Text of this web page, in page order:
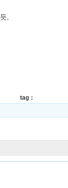
,
tag：